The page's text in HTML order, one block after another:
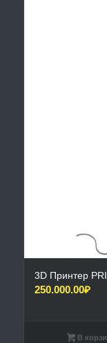
3D Принтер
250.000.00₽
В